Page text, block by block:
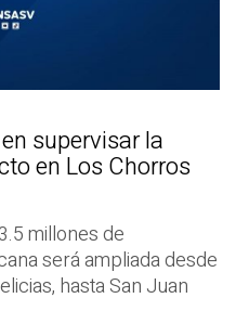
supervisar la
en Los Chorros
millones de
será ampliada desde
hasta San Juan